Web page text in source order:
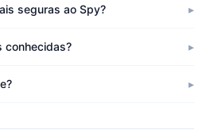
seguras ao Spy?
conhecidas?